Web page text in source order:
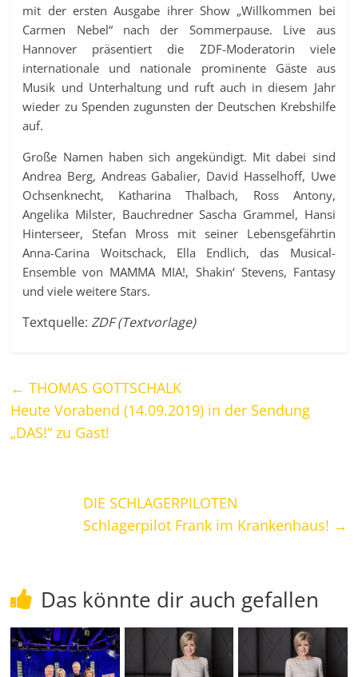
mit der ersten Ausgabe ihrer Show „Willkommen bei
Carmen Nebel“ nach der Sommerpause. Live aus
Hannover präsentiert die ZDF-Moderatorin viele
internationale und nationale prominente Gäste aus
Musik und Unterhaltung und ruft auch in diesem Jahr
wieder zu Spenden zugunsten der Deutschen Krebshilfe
auf.
Große Namen haben sich angekündigt. Mit dabei sind
Andrea Berg, Andreas Gabalier, David Hasselhoff, Uwe
Ochsenknecht, Katharina Thalbach, Ross Antony,
Angelika Milster, Bauchredner Sascha Grammel, Hansi
Hinterseer, Stefan Mross mit seiner Lebensgefährtin
Anna-Carina Woitschack, Ella Endlich, das Musical-
Ensemble von MAMMA MIA!, Shakin‘ Stevens, Fantasy
und viele weitere Stars.
Textquelle:ZDF (Textvorlage)
← THOMAS GOTTSCHALK
Heute Vorabend (14.09.2019) in der Sendung
„DAS!“ zu Gast!
DIE SCHLAGERPILOTEN
Schlagerpilot Frank im Krankenhaus! →
Das könnte dir auch gefallen